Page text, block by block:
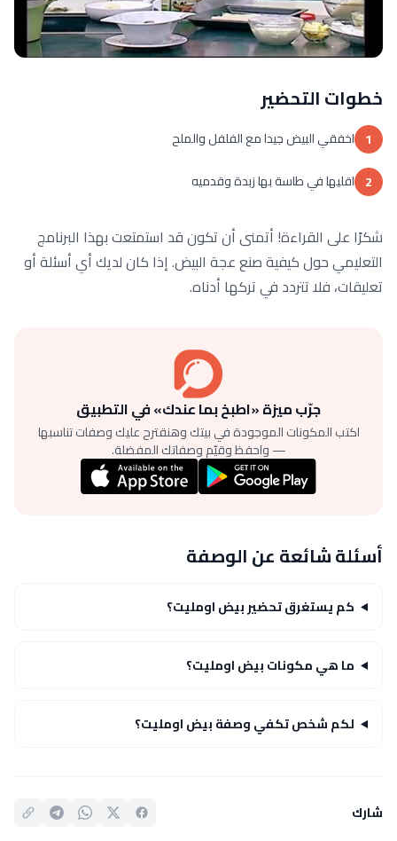
خطوات التحضير
1 اخفقي البيض جيدا مع الفلفل والملح
2 اقليها في طاسة بها زبدة وقدميه
شكرًا على القراءة! أتمنى أن تكون قد استمتعت بهذا البرنامج
التعليمي حول كيفية صنع عجة البيض. إذا كان لديك أي أسئلة أو
تعليقات، فلا تتردد في تركها أدناه.
جرّب ميزة «اطبخ بما عندك» في التطبيق
اكتب المكونات الموجودة في بيتك وهنقترح عليك وصفات تناسبها
— واحفظ وقيّم وصفاتك المفضلة.
أسئلة شائعة عن الوصفة
كم يستغرق تحضير بيض اومليت؟
ما هي مكونات بيض اومليت؟
لكم شخص تكفي وصفة بيض اومليت؟
شارك